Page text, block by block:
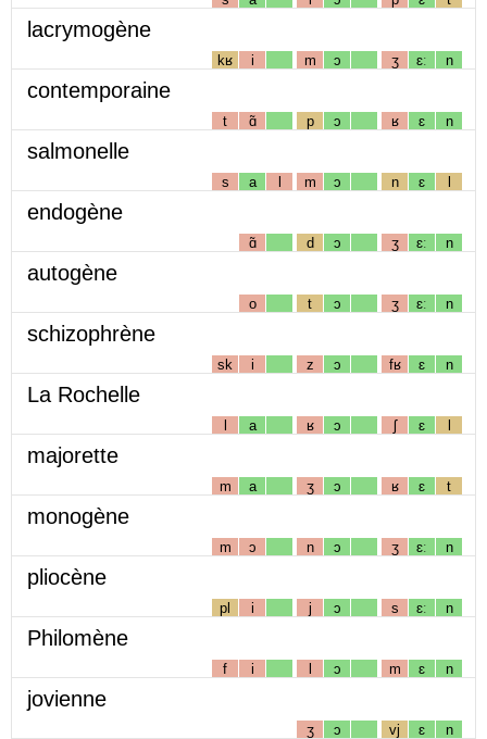
lacrymogène
kʁ i m ɔ ʒ ɛː n
contemporaine
t ɑ̃ p ɔ ʁ ɛ n
salmonelle
s a l m ɔ n ɛ l
endogène
ɑ̃ d ɔ ʒ ɛː n
autogène
o t ɔ ʒ ɛː n
schizophrène
sk i z ɔ fʁ ɛ n
La Rochelle
l a ʁ ɔ ʃ ɛ l
majorette
m a ʒ ɔ ʁ ɛ t
monogène
m ɔ n ɔ ʒ ɛː n
pliocène
pl i j ɔ s ɛː n
Philomène
f i l ɔ m ɛ n
jovienne
ʒ ɔ vj ɛ n